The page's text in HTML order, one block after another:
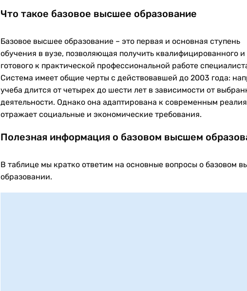
Что такое базовое высшее образование
Базовое высшее образование – это первая и основная ступень
обучения в вузе, позволяющая получить квалифицированного и
готового к практической профессиональной работе
Система имеет общие черты с действовавшей до 2003 года:
учеба длится от четырех до шести лет в зависимости от
деятельности. Однако она адаптирована к современным
отражает социальные и экономические требования.
Полезная информация о базовом высшем
В таблице мы кратко ответим на основные вопросы о базовом
образовании.